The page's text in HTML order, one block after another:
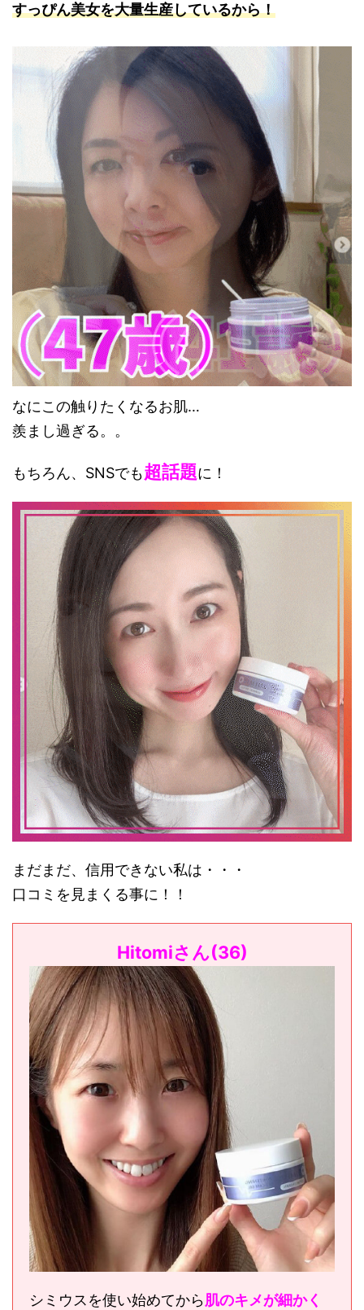
すっぴん美女を大量生産しているから！
なにこの触りたくなるお肌…
羨まし過ぎる。。
もちろん、SNSでも超話題に！
まだまだ、信用できない私は・・・
口コミを見まくる事に！！
Hitomiさん(36)
シミウスを使い始めてから肌のキメが細かく